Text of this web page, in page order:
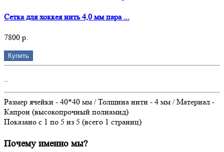
Сетка для хоккея нить 4,0 мм пара ...
7800 р.
Купить
..
Размер ячейки - 40*40 мм / Толщина нити - 4 мм / Материал -
Капрон (высокопрочный полиамид)
Показано с 1 по 5 из 5 (всего 1 страниц)
Почему именно мы?